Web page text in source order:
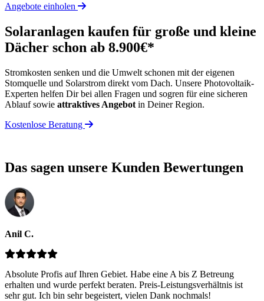
Angebote einholen
Solaranlagen kaufen für große und kleine
Dächer schon ab 8.900€*
Stromkosten senken und die Umwelt schonen mit der eigenen
Stomquelle und Solarstrom direkt vom Dach. Unsere Photovoltaik-
Experten helfen Dir bei allen Fragen und sogren für eine sicheren
Ablauf sowie attraktives Angebot in Deiner Region.
Kostenlose Beratung
Das sagen unsere Kunden Bewertungen
Anil C.
Absolute Profis auf Ihren Gebiet. Habe eine A bis Z Betreung
erhalten und wurde perfekt beraten. Preis-Leistungsverhältnis ist
sehr gut. Ich bin sehr begeistert, vielen Dank nochmals!